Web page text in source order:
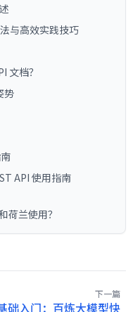
与高效实践技巧
文档？
势
API 使用指南
荷兰使用？
下一篇
础入门：百炼大模型快